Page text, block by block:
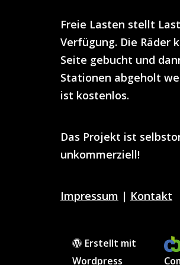
Freie Lasten stellt
Verfügung. Die Räder
Seite gebucht und
Stationen abgeholt
ist kostenlos.
Das Projekt ist
unkommerziell!
Impressum | Kontakt
Erstellt mit
Wordpress